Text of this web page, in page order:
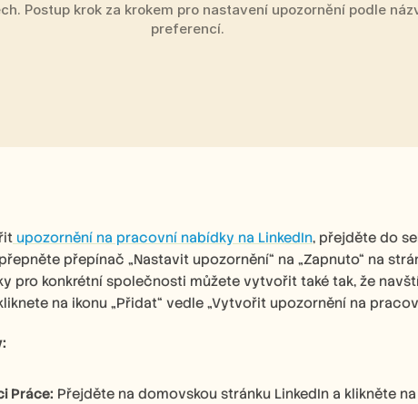
Postup krok za krokem pro nastavení upozornění podle
preferencí.
upozornění na pracovní nabídky na LinkedIn, přejděte do
přepínač „Nastavit upozornění“ na „Zapnuto“ na
pro konkrétní společnosti můžete vytvořit také tak, že
na ikonu „Přidat“ vedle „Vytvořit upozornění na
Práce: Přejděte na domovskou stránku LinkedIn a klikněte na